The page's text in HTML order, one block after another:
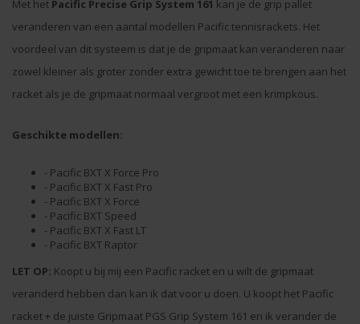
Met het Pacific Precise Grip System 161 kan je de grip pallet
veranderen van een aantal modellen Pacific tennisrackets. Het
voordeel van dit systeem is dat je de gripmaat kan veranderen naar
zowel kleiner als groter zonder extra gewicht toe te brengen aan het
racket als je de gripmaat normaal vergroot met een krimpkous.
Geschikte modellen:
- Pacific BXT X Force Pro
- Pacific BXT X Fast Pro
- Pacific BXT X Force
- Pacific BXT Speed
- Pacific BXT X Fast LT
- Pacific BXT Raptor
LET OP: Koopt u bij mij een Pacific racket en u wilt de gripmaat
veranderd hebben dan kan ik dat voor u doen. U koopt het Pacific
racket + de juiste Gripmaat PGS Grip System 161 en ik verander de